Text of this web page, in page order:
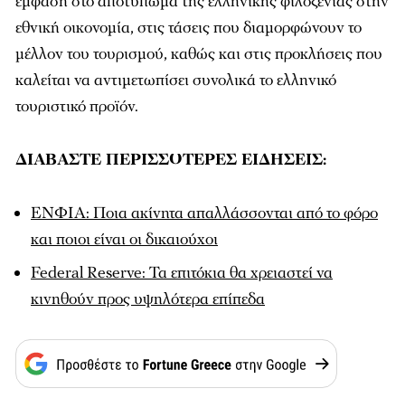
εθνική οικονομία, στις τάσεις που διαμορφώνουν το
μέλλον του τουρισμού, καθώς και στις προκλήσεις που
καλείται να αντιμετωπίσει συνολικά το ελληνικό
τουριστικό προϊόν.
ΔΙΑΒΑΣΤΕ ΠΕΡΙΣΣΟΤΕΡΕΣ ΕΙΔΗΣΕΙΣ:
ΕΝΦΙΑ: Ποια ακίνητα απαλλάσσονται από το φόρο
και ποιοι είναι οι δικαιούχοι
Federal Reserve: Τα επιτόκια θα χρειαστεί να
κινηθούν προς υψηλότερα επίπεδα